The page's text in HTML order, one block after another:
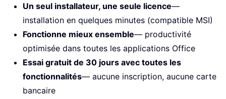
Un seul installateur, une seule licence—
installation en quelques minutes (compatible MSI)
Fonctionne mieux ensemble— productivité
optimisée dans toutes les applications Office
Essai gratuit de 30 jours avec toutes les
fonctionnalités— aucune inscription, aucune carte
bancaire